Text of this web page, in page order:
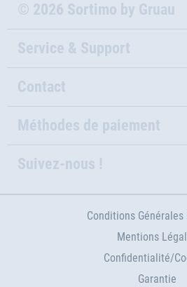
© 2026 Sortimo by Gruau
Service & Support
Contact
Méthodes de paiement
Suivez-nous !
Conditions Générales
Mentions
Confidentialité/
Garantie